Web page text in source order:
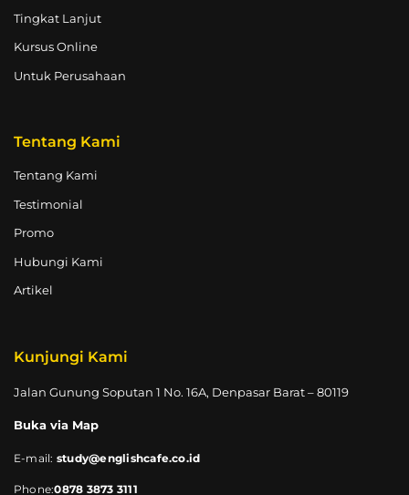
Tingkat Lanjut
Kursus Online
Untuk Perusahaan
Tentang Kami
Tentang Kami
Testimonial
Promo
Hubungi Kami
Artikel
Kunjungi Kami
Jalan Gunung Soputan 1 No. 16A, Denpasar Barat – 80119
Buka via Map
E-mail: study@englishcafe.co.id
Phone:0878 3873 3111